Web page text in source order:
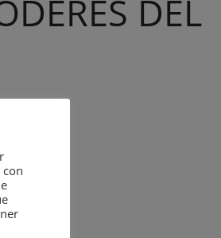
DEL